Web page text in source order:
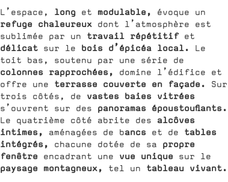
L’espace, long et modulable, évoque un
refuge chaleureux dont l’atmosphère est
sublimée par un travail répétitif et
délicat sur le bois d’épicéa local.
Le
toit bas, soutenu par une série de
colonnes rapprochées,
domine l’édifice et
offre une terrasse couverte en façade.
Sur
trois côtés, de vastes baies vitrées
s’ouvrent sur des panoramas époustouflants.
Le quatrième côté abrite des alcôves
intimes,
aménagées de bancs et de
tables
intégrés,
chacune dotée de sa
propre
fenêtre encadrant une vue unique sur le
paysage montagneux, tel un tableau vivant.